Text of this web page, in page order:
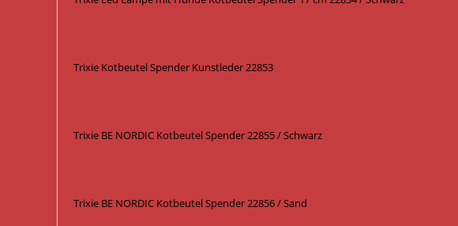
Trixie Kotbeutel Spender Kunstleder 22853
Trixie BE NORDIC Kotbeutel Spender 22855 / Schwarz
Trixie BE NORDIC Kotbeutel Spender 22856 / Sand